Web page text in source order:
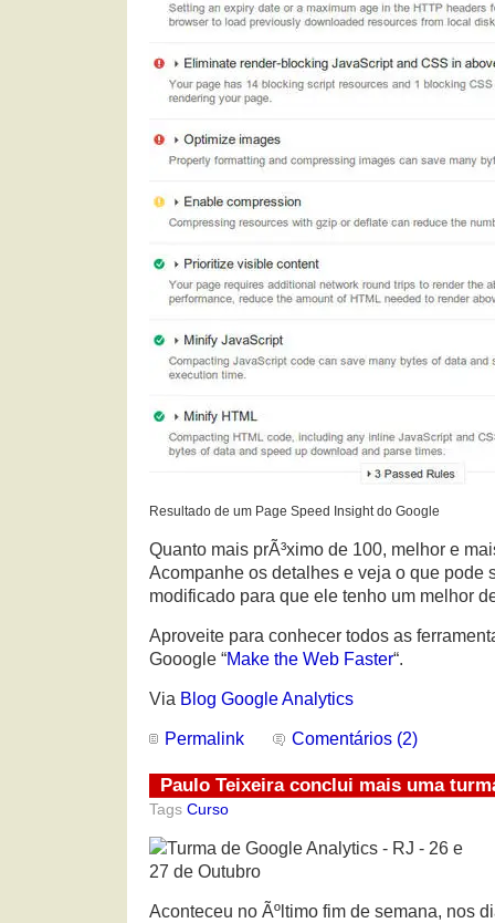
Resultado de um Page Speed Insight do Google
Quanto mais prÃ³ximo de 100, melhor e
Acompanhe os detalhes e veja o que pode
modificado para que ele tenho um melhor
Aproveite para conhecer todos as
Gooogle “Make the Web Faster“.
Via Blog Google Analytics
Permalink Comentários (2)
Paulo Teixeira conclui mais uma
Tags Curso
Aconteceu no Ãºltimo fim de semana, nos